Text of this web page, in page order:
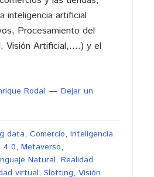
inteligencia artificial
Procesamiento del
Visión Artificial,….) y el
Rodal
Dejar un
data, Comercio, Inteligencia
4.0, Metaverso,
Natural, Realidad
virtual, Slotting, Visión